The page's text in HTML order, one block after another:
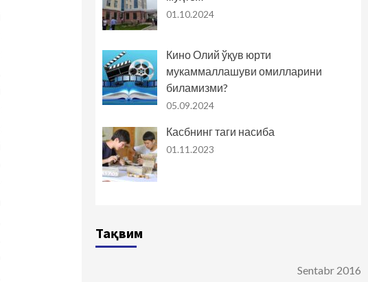
01.10.2024
Кино Олий ўқув юрти
мукаммаллашуви омилларини
биламизми?
05.09.2024
Касбнинг таги насиба
01.11.2023
Тақвим
Sentabr 2016